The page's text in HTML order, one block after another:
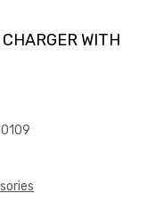
WITH